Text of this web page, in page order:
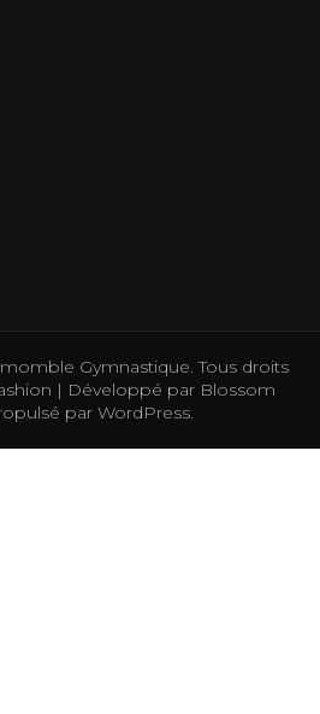
Gymnastique . Tous droits
| Développé parBlossom
par WordPress